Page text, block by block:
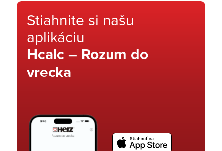
Stiahnite si našu
aplikáciu
Hcalc – Rozum do
vrecka